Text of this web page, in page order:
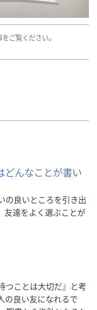
をご覧ください。
どんなことが書い
の良いところを引き出
友達をよく選ぶことが
つことは大切だ』と考
の良い友になれるで